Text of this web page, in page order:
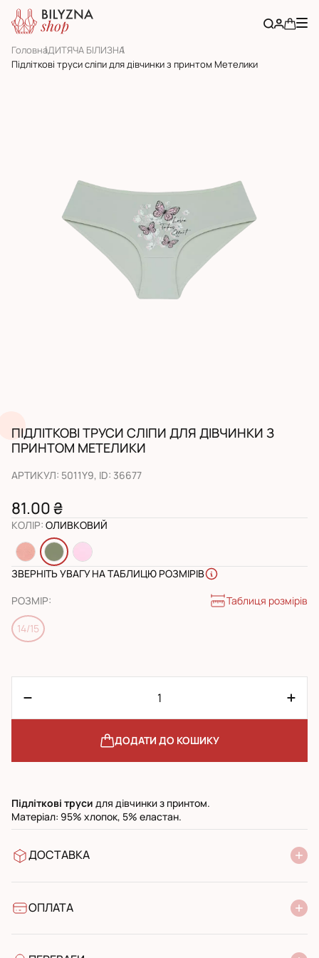
ГоловнаДИТЯЧА БІЛИЗНА
Підліткові труси сліпи для дівчинки з принтом Метелики
ПІДЛІТКОВІ ТРУСИ СЛІПИ ДЛЯ ДІВЧИНКИ З
ПРИНТОМ МЕТЕЛИКИ
АРТИКУЛ: 5011Y9, ID: 36677
81.00 ₴
КОЛІР: ОЛИВКОВИЙ
ЗВЕРНІТЬ УВАГУ НА ТАБЛИЦЮ РОЗМІРІВ
РОЗМІР: Таблиця розмірів
14/15
ДОДАТИ ДО КОШИКУ
Підліткові труси для дівчинки з принтом.
Матеріал: 95% хлопок, 5% еластан.
ДОСТАВКА
УкрПошта стандарт
ОПЛАТА
Банківський переказ